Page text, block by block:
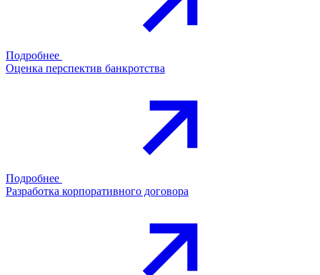
Подробнее
Оценка перспектив банкротства
Подробнее
Разработка корпоративного договора